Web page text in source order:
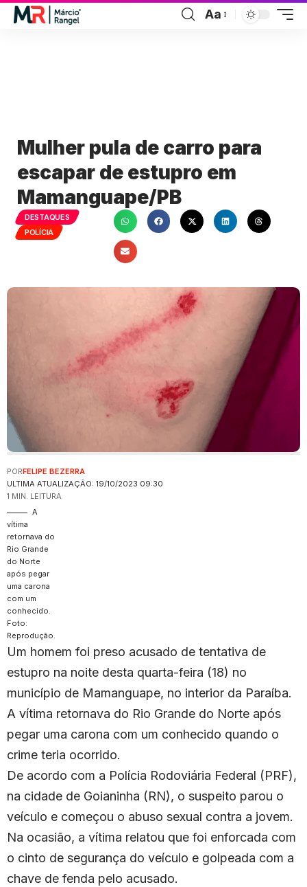
Aa
Mulher pula de carro para
escapar de estupro em
Mamanguape/PB
DESTAQUES
POLÍCIA
ULTIMA ATUALIZAÇÃO: 19/10/2023 09:30
PORFELIPE BEZERRA
1 MIN. LEITURA
A
vítima
retornava do
Rio Grande
do Norte
após pegar
uma carona
com um
conhecido.
Foto:
Reprodução.
Um homem foi preso acusado de tentativa de
estupro na noite desta quarta-feira (18) no
município de Mamanguape, no interior da Paraíba.
A vítima retornava do Rio Grande do Norte após
pegar uma carona com um conhecido quando o
crime teria ocorrido.
De acordo com a Polícia Rodoviária Federal (PRF),
na cidade de Goianinha (RN), o suspeito parou o
veículo e começou o abuso sexual contra a jovem.
Na ocasião, a vítima relatou que foi enforcada com
o cinto de segurança do veículo e golpeada com a
chave de fenda pelo acusado.